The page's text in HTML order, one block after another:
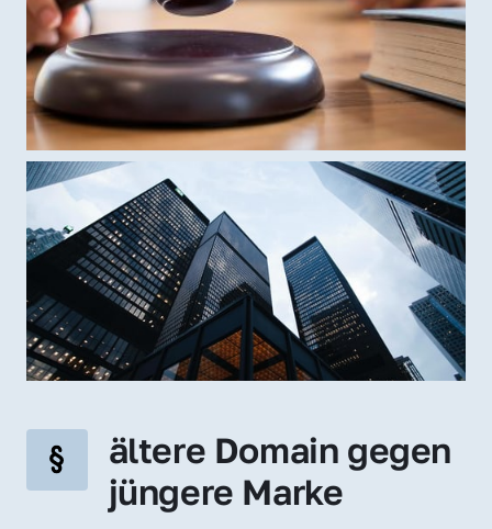
ältere Domain gegen
jüngere Marke